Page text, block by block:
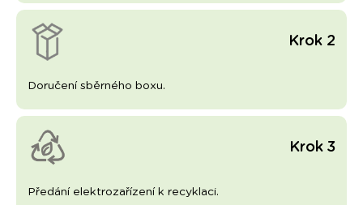
Krok 2
Doručení sběrného boxu.
Krok 3
Předání elektrozařízení k recyklaci.